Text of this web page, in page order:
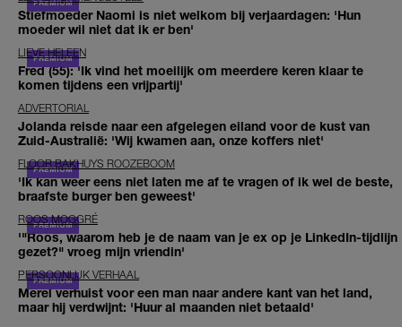
Stiefmoeder Naomi is niet welkom bij verjaardagen: 'Hun
moeder wil niet dat ik er ben'
LIEVE HELEEN
Fred (55): 'Ik vind het moeilijk om meerdere keren klaar te
komen tijdens een vrijpartij'
ADVERTORIAL
Jolanda reisde naar een afgelegen eiland voor de kust van
Zuid-Australië: 'Wij kwamen aan, onze koffers niet'
FLOOR BAKHUYS ROOZEBOOM
'Ik kan weer eens niet laten me af te vragen of ik wel de beste,
braafste burger ben geweest'
ROOS MOGGRÉ
'"Roos, waarom heb je de naam van je ex op je LinkedIn-tijdlijn
gezet?" vroeg mijn vriendin'
PERSOONLIJK VERHAAL
Merel verhuist voor een man naar andere kant van het land,
maar hij verdwijnt: 'Huur al maanden niet betaald'